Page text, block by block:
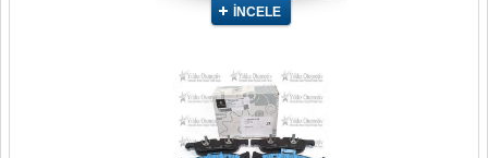
İNCELE